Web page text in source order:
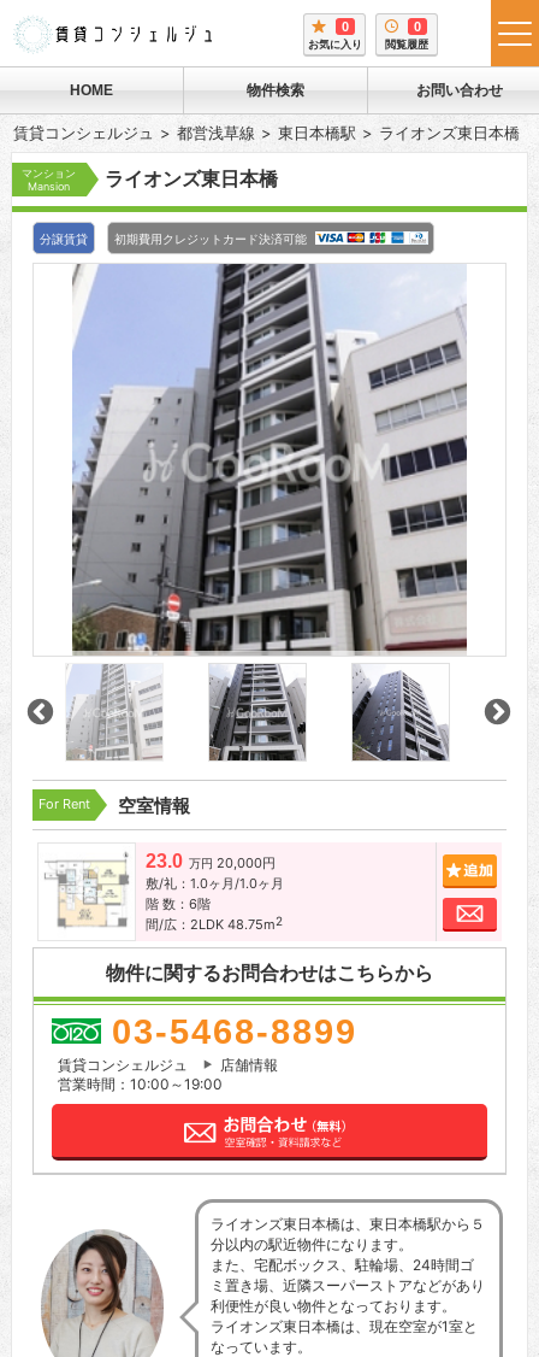
0
お気に入り
0
閲覧履歴
HOME 物件検索 お問い合わせ
賃貸コンシェルジュ 都営浅草線 東日本橋駅 ライオンズ東日本橋
マンション
Mansion
ライオンズ東日本橋
分譲賃貸 初期費用クレジットカード決済可能
For Rent 空室情報
23.0 万円 20,000円
敷/礼：1.0ヶ月/1.0ヶ月
階 数：6階
間/広：2LDK 48.75m2
お問
物件に関するお問合わせはこちらから
03-5468-8899
賃貸コンシェルジュ
店舗情報
営業時間：10:00～19:00
ライオンズ東日本橋は、東日本橋駅から５
分以内の駅近物件になります。
また、宅配ボックス、駐輪場、24時間ゴ
ミ置き場、近隣スーパーストアなどがあり
利便性が良い物件となっております。
ライオンズ東日本橋は、現在空室が1室と
なっています。